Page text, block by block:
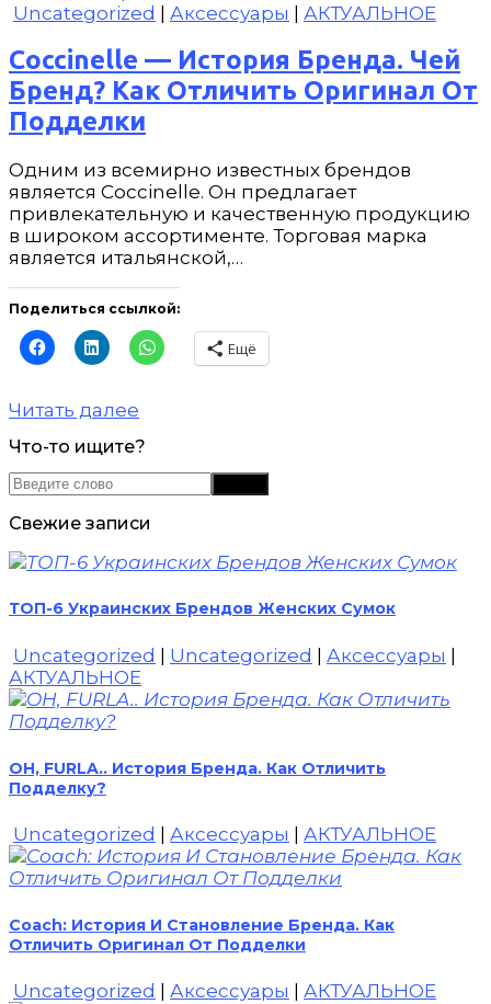
Uncategorized | Аксессуары | АКТУАЛЬНОЕ
Coccinelle — История Бренда. Чей
Бренд? Как Отличить Оригинал От
Подделки
Одним из всемирно известных брендов
является Coccinelle. Он предлагает
привлекательную и качественную продукцию
в широком ассортименте. Торговая марка
является итальянской,…
Поделиться ссылкой:
Ещё
Читать далее
Что-то ищите?
Свежие записи
ТОП-6 Украинских Брендов Женских Сумок
Uncategorized | Uncategorized | Аксессуары |
АКТУАЛЬНОЕ
OH, FURLA.. История Бренда. Как Отличить
Подделку?
Uncategorized Аксессуары АКТУАЛЬНОЕ
Coach: История И Становление Бренда. Как
Отличить Оригинал От Подделки
Uncategorized Аксессуары АКТУАЛЬНОЕ